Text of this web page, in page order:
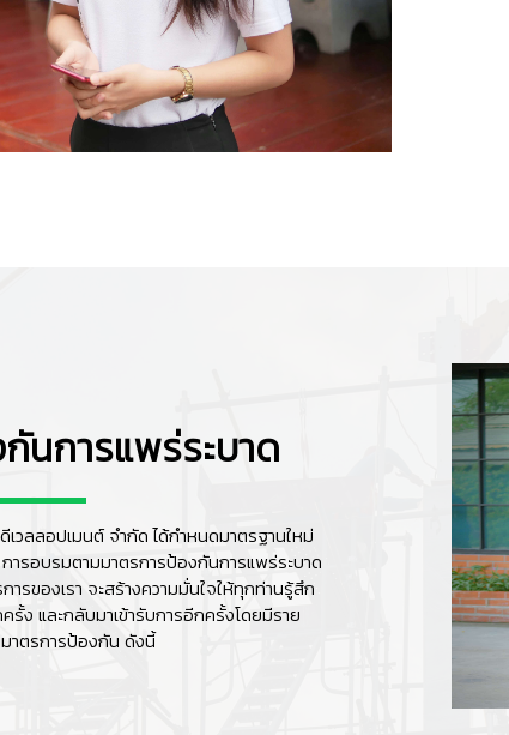
นการแพร่ระบาด
เวลลอปเมนต์ จํากัดได้กำหนดมาตรฐานใหม่
การอบรมตามมาตรการป้องกันการแพร่ระบาด
การของเรา จะสร้างความมั่นใจให้ทุกท่านรู้สึก
รั้ง และกลับมาเข้ารับการอีกครั้งโดยมีราย
าตรการป้องกัน ดังนี้